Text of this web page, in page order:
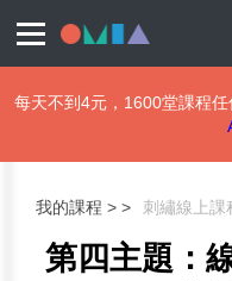
每天不到4元，1600堂課程
我的課程 > 刺繡線上課
第四主題：